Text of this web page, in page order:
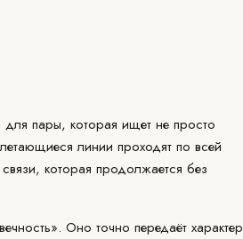
пары, которая ищет не просто
линии проходят по всей
которая продолжается без
Оно точно передаёт характер